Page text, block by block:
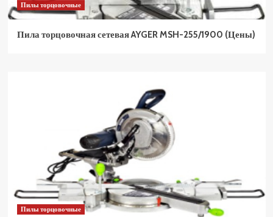
Пилы торцовочные
Пила торцовочная сетевая AYGER MSH-255/1900 (Цены)
Пилы торцовочные